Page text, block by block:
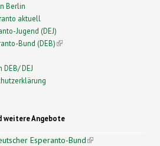
Berlin
aktuell
Jugend (DEJ)
Bund (DEB)(link is external)
DEJ
weitere Angebote
Esperanto-Bund(link is